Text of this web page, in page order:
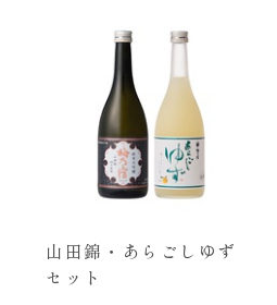
山田錦・あらごしゆず
セット